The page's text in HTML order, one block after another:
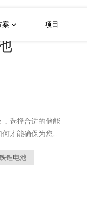
案 项目
选择合适的储能
才能确保为您的
机架式磷酸铁锂
深入了解电池规
：您是将电池用
锂电池